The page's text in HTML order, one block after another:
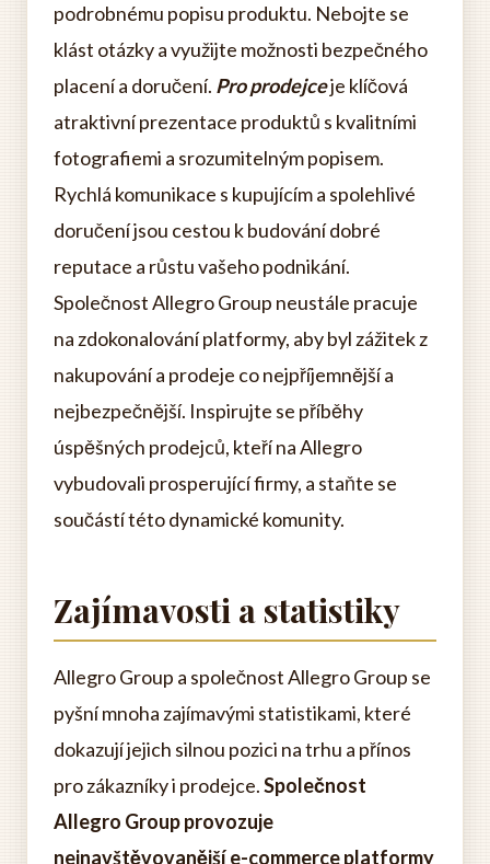
podrobnému popisu produktu. Nebojte se
klást otázky a využijte možnosti bezpečného
placení a doručení. Pro prodejceje klíčová
atraktivní prezentace produktů s kvalitními
fotografiemi a srozumitelným popisem.
Rychlá komunikace s kupujícím a spolehlivé
doručení jsou cestou k budování dobré
reputace a růstu vašeho podnikání.
Společnost Allegro Group neustále pracuje
na zdokonalování platformy, aby byl zážitek z
nakupování a prodeje co nejpříjemnější a
nejbezpečnější. Inspirujte se příběhy
úspěšných prodejců, kteří na Allegro
vybudovali prosperující firmy, a staňte se
součástí této dynamické komunity.
Zajímavosti a statistiky
Allegro Group a společnost Allegro Group se
pyšní mnoha zajímavými statistikami, které
dokazují jejich silnou pozici na trhu a přínos
pro zákazníky i prodejce.Společnost
Allegro Group provozuje
nejnavštěvovanější e-commerce platformy